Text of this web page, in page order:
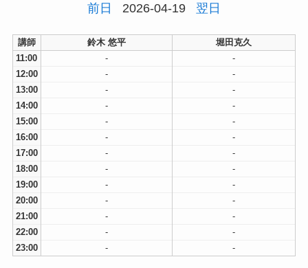
前日 2026-04-19 翌日
講師 鈴木 悠平
堀田克久
11:00
-
-
12:00
-
-
13:00
-
-
14:00
-
-
15:00
-
-
16:00
-
-
17:00
-
-
18:00
-
-
19:00
-
-
20:00
-
-
21:00
-
-
22:00
-
-
23:00
- -